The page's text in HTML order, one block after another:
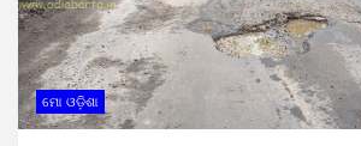
ମୋ ଓଡ଼ିଶା